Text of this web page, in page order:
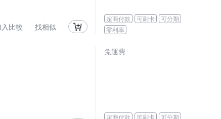
入比較 找相似
超商付款 可刷卡
可分期
零利率
免運費
超商付款 可刷卡 可分期